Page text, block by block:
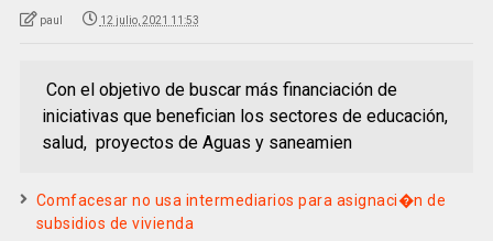
paul 12 julio, 2021 11:53
Con el objetivo de buscar más financiación de
iniciativas que benefician los sectores de educación,
salud, proyectos de Aguas y saneamien
Comfacesar no usa intermediarios para asignaci�n de
subsidios de vivienda